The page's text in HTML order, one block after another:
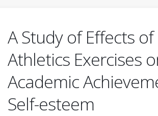
A Study of Effects of
Athletics Exercises
Academic
Self-esteem